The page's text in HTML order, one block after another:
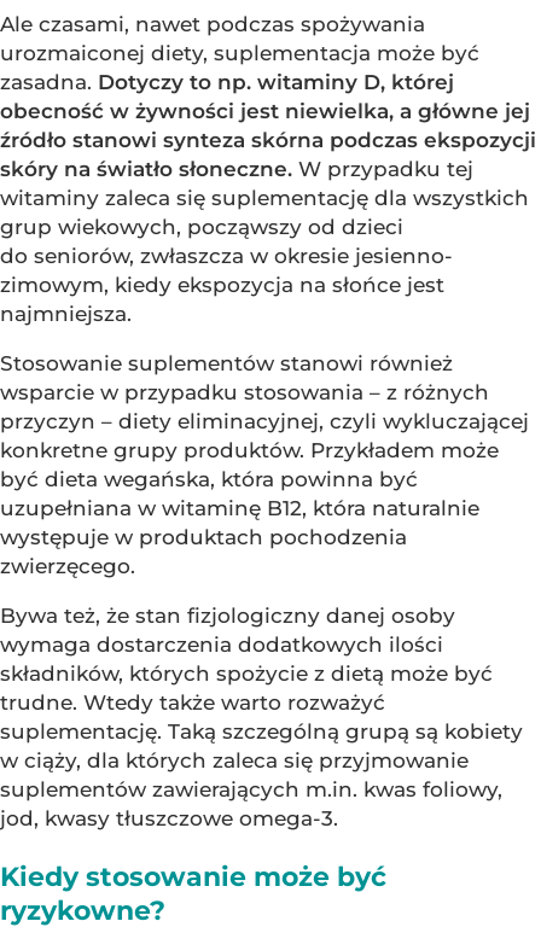
Ale czasami, nawet podczas spożywania
urozmaiconej diety, suplementacja może być
zasadna. Dotyczy to np. witaminy D, której
obecność w żywności jest niewielka, a główne jej
źródło stanowi synteza skórna podczas ekspozycji
skóry na światło słoneczne. W przypadku tej
witaminy zaleca się suplementację dla wszystkich
grup wiekowych, począwszy od dzieci
do seniorów, zwłaszcza w okresie jesienno-
zimowym, kiedy ekspozycja na słońce jest
najmniejsza.
Stosowanie suplementów stanowi również
wsparcie w przypadku stosowania – z różnych
przyczyn – diety eliminacyjnej, czyli wykluczającej
konkretne grupy produktów. Przykładem może
być dieta wegańska, która powinna być
uzupełniana w witaminę B12, która naturalnie
występuje w produktach pochodzenia
zwierzęcego.
Bywa też, że stan fizjologiczny danej osoby
wymaga dostarczenia dodatkowych ilości
składników, których spożycie z dietą może być
trudne. Wtedy także warto rozważyć
suplementację. Taką szczególną grupą są kobiety
w ciąży, dla których zaleca się przyjmowanie
suplementów zawierających m.in. kwas foliowy,
jod, kwasy tłuszczowe omega-3.
Kiedy stosowanie może być
ryzykowne?